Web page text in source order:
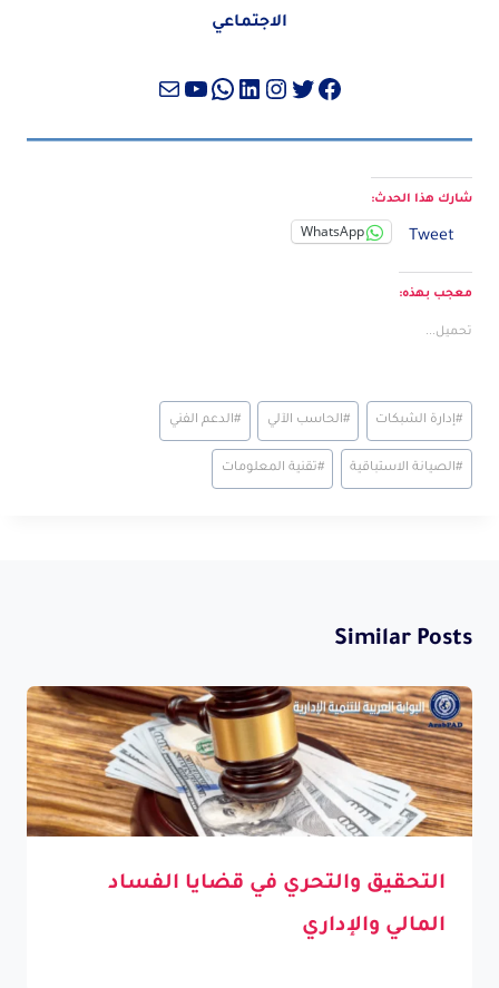
الاجتماعي
فيسبوك
تويترإنستجرام
لينكد إن واتساب
يوتيوب
بريد
شارك هذا الحدث:
Tweet
WhatsApp
معجب بهذه:
تحميل...
Post
Tags:
#إدارة الشبكات #الحاسب الآلي #الدعم الفني
#الصيانة الاستباقية #تقنية المعلومات
Similar Posts
التحقيق والتحري في قضايا الفساد
المالي والإداري